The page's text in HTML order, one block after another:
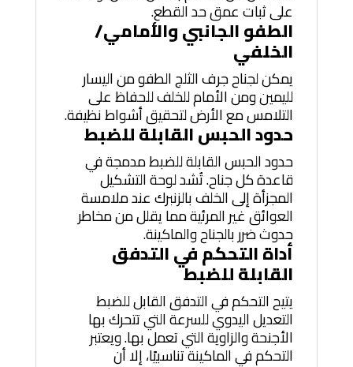
على ثبات عمق حد القطع.
الطفو الجانبي والأمامي/
الخلفي
يمكن لجناح جرف الثلج الطفو من اليسار
لليمين ومن الأمام للخلف للحفاظ على
التلامس مع الأرض لتحقيق أشواط نظيفة.
حدود الحبس القابلة للضبط
حدود الحبس القابلة للضبط مدمجة في
قاعدة كل جناح. تُشد لوحة التشكيل
المجزأة إلى الخلف بالزنبرك عند ملامسة
العوائق غير المرئية مما يقلل من مخاطر
حدوث ضرر بالجناح والماكينة.
أداة التحكم في التدفق
القابلة للضبط
يتيح التحكم في التدفق القابل للضبط
التعديل اليدوي للسرعة التي تتحرك بها
الأجنحة والزاوية التي تعمل بها. ويعتبر
التحكم في الماكينة تناسبيًا، إلا أن